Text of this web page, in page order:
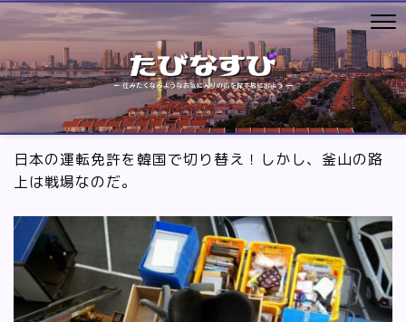
日本の運転免許を韓国で切り替え！しかし、釜山の路
上は戦場なのだ。